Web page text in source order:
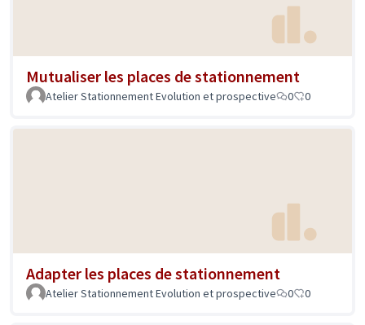
Mutualiser les places de stationnement
Atelier Stationnement Evolution et prospective 0 0
Adapter les places de stationnement
Atelier Stationnement Evolution et prospective 0 0